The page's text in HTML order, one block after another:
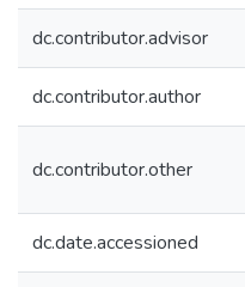
dc.contributor.advisor
dc.contributor.author
dc.contributor.other
dc.date.accessioned